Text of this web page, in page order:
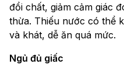
đổi chất, giảm cảm giác
thừa. Thiếu nước có thể
và khát, dễ ăn quá mức.
Ngủ đủ giấc